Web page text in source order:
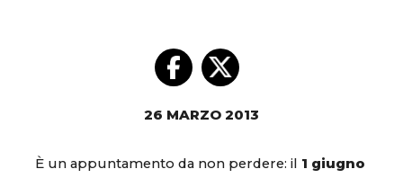
26 MARZO 2013
È un appuntamento da non perdere: il 1 giugno